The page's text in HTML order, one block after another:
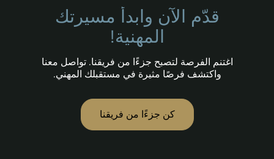
قدّم الآن وابدأ مسيرتك
المهنية!
اغتنم الفرصة لتصبح جزءًا من فريقنا. تواصل معنا
واكتشف فرصًا مثيرة في مستقبلك المهني.
كن جزءًا من فريقنا